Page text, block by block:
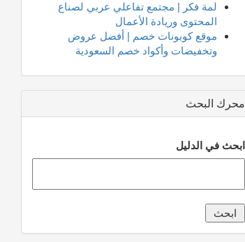
لمة فكر | مجتمع تفاعلي عربي لصناع
المحتوى وريادة الأعمال
موقع كوبونات خصم | أفضل عروض
وتخفيضات وأكواد خصم السعودية
محرك البحث
ابحث في الدليل